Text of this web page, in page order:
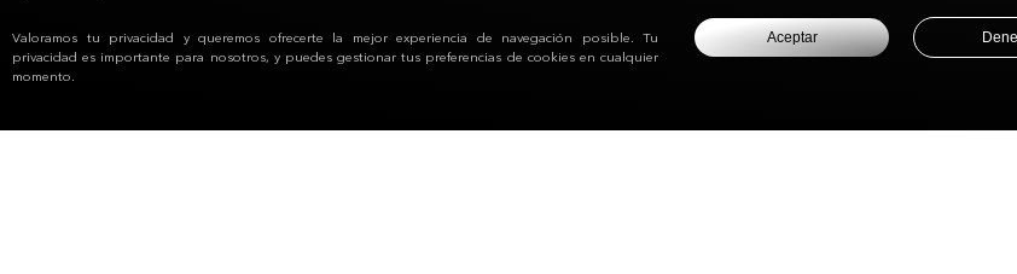
Valoramos tu privacidad y queremos ofrecerte la mejor experiencia de navegación posible. Tu
privacidad es importante para nosotros, y puedes gestionar tus preferencias de cookies en cualquier
momento.
Aceptar